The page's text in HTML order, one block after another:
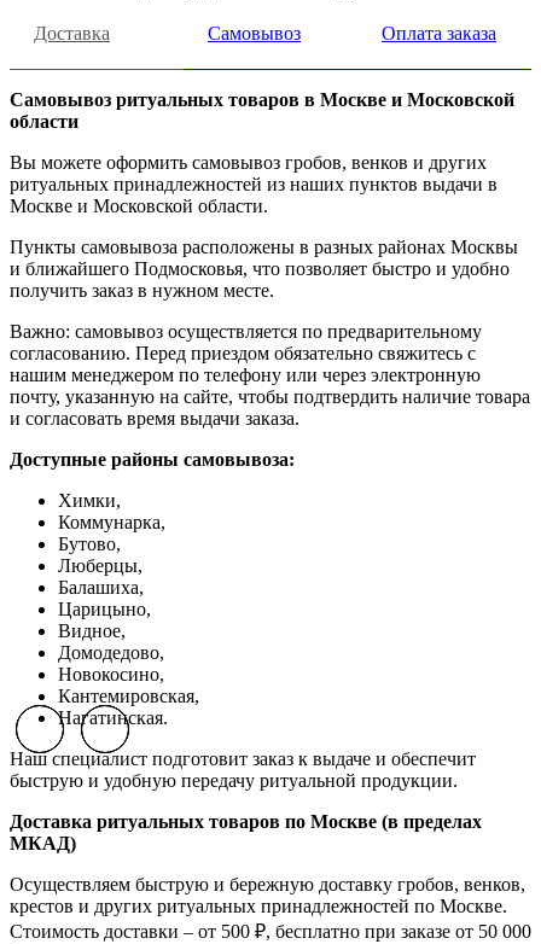
Доставка Самовывоз Оплата заказа
Самовывоз ритуальных товаров в Москве и Московской
области
Вы можете оформить самовывоз гробов, венков и других
ритуальных принадлежностей из наших пунктов выдачи в
Москве и Московской области.
Пункты самовывоза расположены в разных районах Москвы
и ближайшего Подмосковья, что позволяет быстро и удобно
получить заказ в нужном месте.
Важно: самовывоз осуществляется по предварительному
согласованию. Перед приездом обязательно свяжитесь с
нашим менеджером по телефону или через электронную
почту, указанную на сайте, чтобы подтвердить наличие товара
и согласовать время выдачи заказа.
Доступные районы самовывоза:
Химки,
Коммунарка,
Бутово,
Люберцы,
Балашиха,
Царицыно,
Видное,
Домодедово,
Новокосино,
Кантемировская,
Нагатинская.
Наш специалист подготовит заказ к выдаче и обеспечит
быструю и удобную передачу ритуальной продукции.
Доставка ритуальных товаров по Москве (в пределах
МКАД)
Осуществляем быструю и бережную доставку гробов, венков,
крестов и других ритуальных принадлежностей по Москве.
Стоимость доставки – от 500 ₽, бесплатно при заказе от 50 000
Previous slideNext slide
Previous slideNext slide
Previous slideNext slide